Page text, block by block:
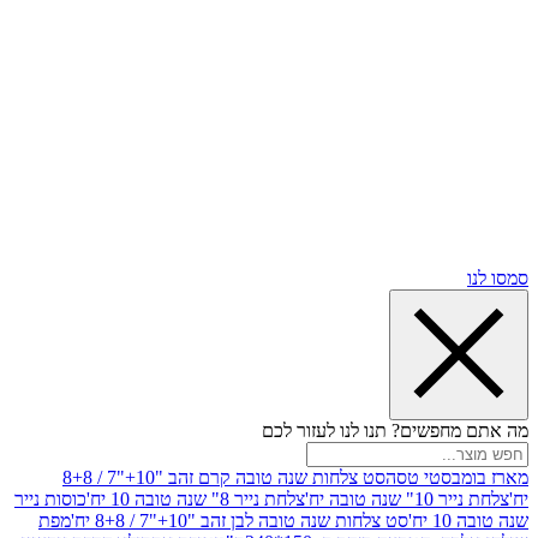
תנו לנו לעזור לכם
טסה
סט צלחות שנה טובה קרם זהב "10+"7 / 8+8
יח'
צלחת נייר 8" שנה טובה 10 יח'
כוסות נייר
סט צלחות שנה טובה לבן זהב "10+"7 / 8+8 יח'
מפת